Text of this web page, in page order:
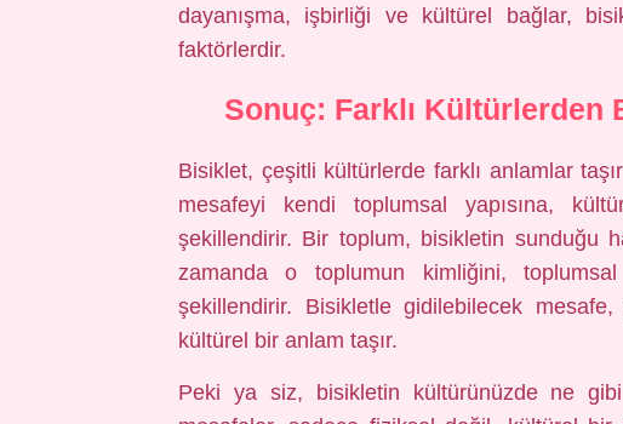
dayanışma, işbirliği ve kültürel bağlar,
faktörlerdir.
Sonuç: Farklı
Bisiklet, çeşitli kültürlerde farklı anlamlar
mesafeyi kendi toplumsal yapısına,
şekillendirir. Bir toplum, bisikletin sunduğu
zamanda o toplumun kimliğini,
şekillendirir. Bisikletle gidilebilecek
kültürel bir anlam taşır.
Peki ya siz, bisikletin kültürünüzde ne